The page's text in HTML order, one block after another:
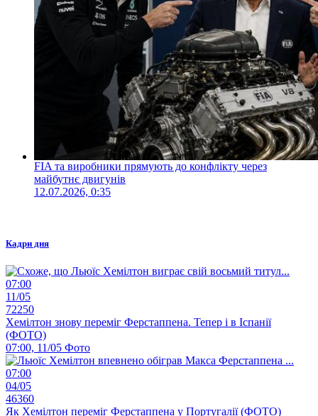
FIA та виробники прямують до конфлікту через
майбутнє двигунів
12.07.2026, 0:35
Кадри дня
07:00
11/05
72250
Хемілтон знову переміг Ферстаппена. Тепер і в Іспанії
(ФОТО)
07:00, 11/05 Фото
07:00
04/05
46360
Як Хемілтон переміг Ферстаппена у Португалії (ФОТО)